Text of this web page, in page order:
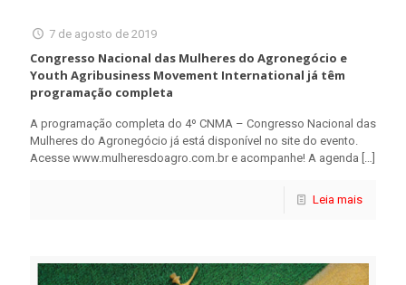
7 de agosto de 2019
Congresso Nacional das Mulheres do Agronegócio e
Youth Agribusiness Movement International já têm
programação completa
A programação completa do 4º CNMA – Congresso Nacional das
Mulheres do Agronegócio já está disponível no site do evento.
Acesse www.mulheresdoagro.com.br e acompanhe! A agenda […]
Leia mais